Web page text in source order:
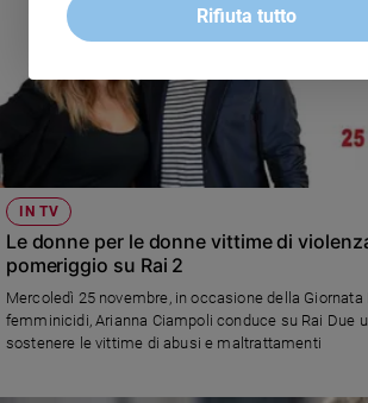
IN TV
Le donne per le donne vittime di
pomeriggio su Rai 2
Mercoledì 25 novembre, in occasione della
femminicidi, Arianna Ciampoli conduce su Rai Due una kermesse per
sostenere le vittime di abusi e maltrattamenti
Rifiuta tutto